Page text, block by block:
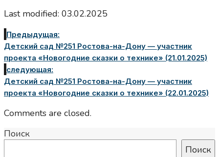
Last modified: 03.02.2025
Предыдущая:
Детский сад №251 Ростова-на-Дону — участник
проекта «Новогодние сказки о технике» (21.01.2025)
следующая:
Детский сад №251 Ростова-на-Дону — участник
проекта «Новогодние сказки о технике» (22.01.2025)
Comments are closed.
Поиск
Поиск